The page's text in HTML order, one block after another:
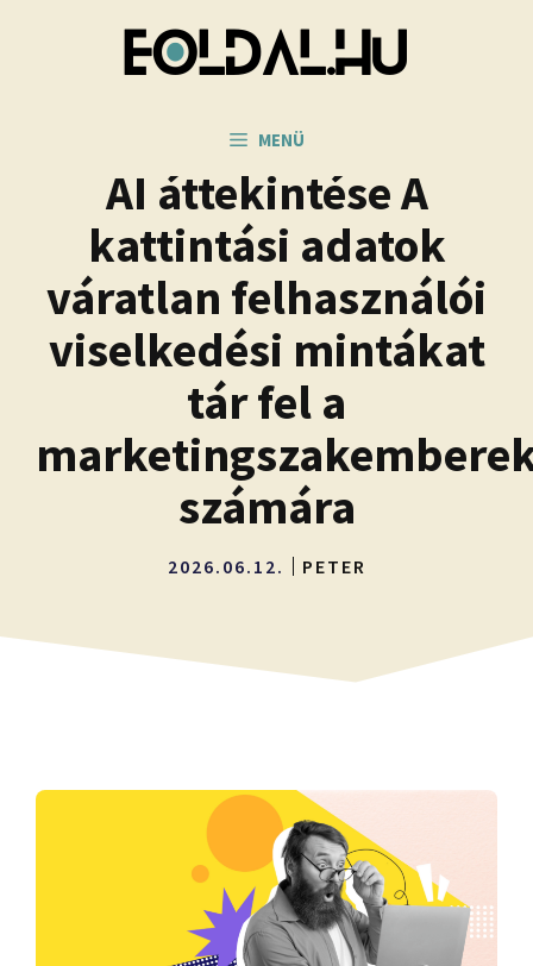
MENÜ
AI áttekintése A
kattintási adatok
váratlan felhasználói
viselkedési mintákat
tár fel a
számára
2026.06.12. PETER